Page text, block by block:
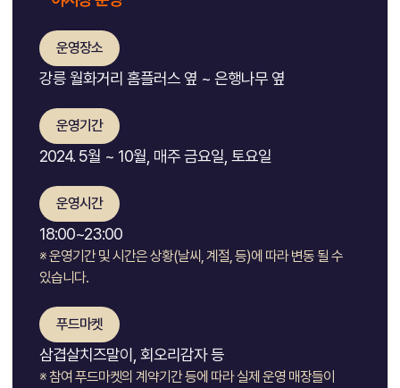
운영장소
강릉 월화거리 홈플러스 옆 ~ 은행나무 옆
운영기간
2024. 5월 ~ 10월, 매주 금요일, 토요일
운영시간
18:00~23:00
※ 운영기간 및 시간은 상황(날씨, 계절, 등)에 따라 변동 될 수
있습니다.
푸드마켓
삼겹살치즈말이, 회오리감자 등
※ 참여 푸드마켓의 계약기간 등에 따라 실제 운영 매장들이